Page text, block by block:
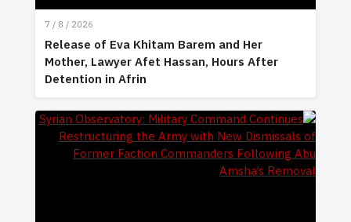
7 / 8 / 2026
Release of Eva Khitam Barem and Her
Mother, Lawyer Afet Hassan, Hours After
Detention in Afrin